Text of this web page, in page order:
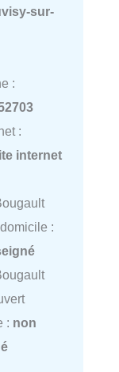
sur-
:
:
internet
:
: non